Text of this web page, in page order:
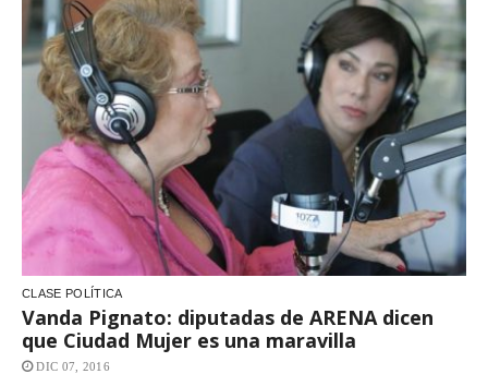
CLASE POLÍTICA
Vanda Pignato: diputadas de ARENA dicen
que Ciudad Mujer es una maravilla
DIC 07, 2016